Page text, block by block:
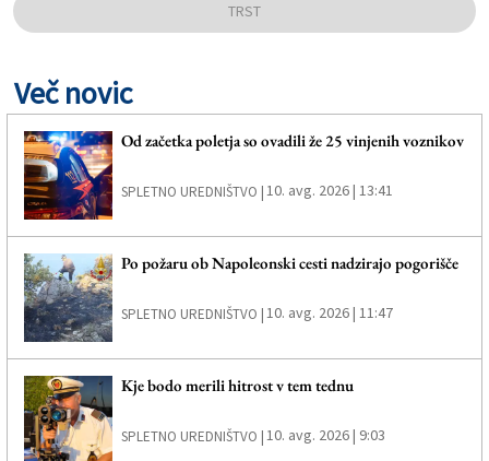
TRST
Več novic
Od začetka poletja so ovadili že 25 vinjenih voznikov
SPLETNO UREDNIŠTVO |10. avg. 2026 | 13:41
Po požaru ob Napoleonski cesti nadzirajo pogorišče
SPLETNO UREDNIŠTVO |10. avg. 2026 | 11:47
Kje bodo merili hitrost v tem tednu
SPLETNO UREDNIŠTVO |10. avg. 2026 | 9:03